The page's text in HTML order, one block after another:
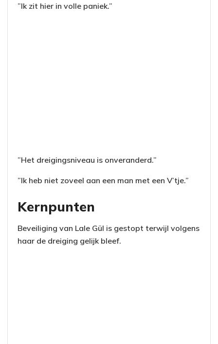
”Ik zit hier in volle paniek.”
”Het dreigingsniveau is onveranderd.”
”Ik heb niet zoveel aan een man met een V’tje.”
Kernpunten
Beveiliging van Lale Gül is gestopt terwijl volgens
haar de dreiging gelijk bleef.